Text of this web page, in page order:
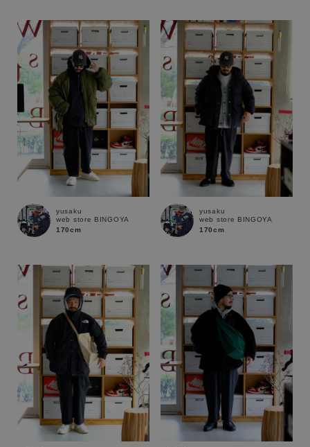
yusaku
web store BINGOYA
170cm
yusaku
web store BINGOYA
170cm